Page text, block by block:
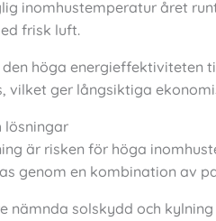
inomhustemperatur året
frisk luft.
den höga
vilket ger långsiktiga
lösningar
är risken för höga
genom en kombination av
nämnda solskydd och